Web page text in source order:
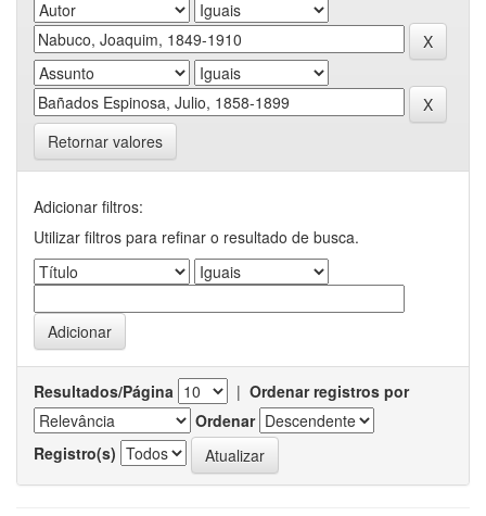
Retornar valores
Adicionar filtros:
Utilizar filtros para refinar o resultado de busca.
Resultados/Página | Ordenar registros por
Ordenar
Registro(s)